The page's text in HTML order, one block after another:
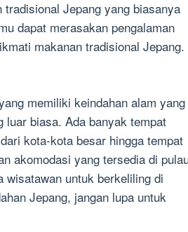
Jepang yang biasanya
dapat merasakan pengalaman
makanan tradisional Jepang.
memiliki keindahan alam yang
luar biasa. Ada banyak tempat
kota-kota besar hingga tempat
akomodasi yang tersedia di
wisatawan untuk berkeliling di
Jepang, jangan lupa untuk